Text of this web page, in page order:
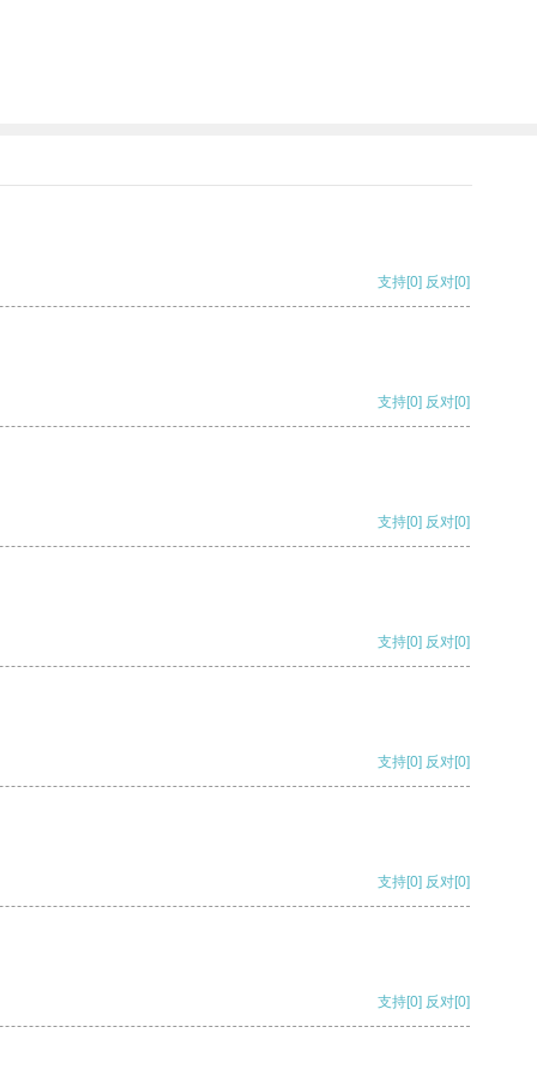
支持[0] 反对[0]
支持[0] 反对[0]
支持[0] 反对[0]
支持[0] 反对[0]
支持[0] 反对[0]
支持[0] 反对[0]
支持[0] 反对[0]